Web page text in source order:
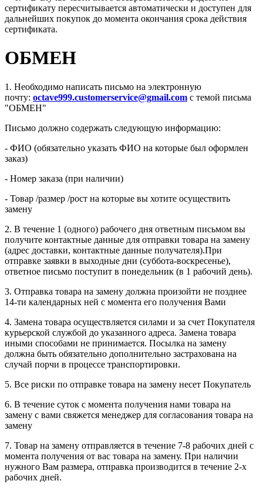
сертификату пересчитывается автоматически и доступен для
дальнейших покупок до момента окончания срока действия
сертификата.
ОБМЕН
1. Необходимо написать письмо на электронную
почту: octave999.customerservice@gmail.com с темой письма
"ОБМЕН"
Письмо должно содержать следующую информацию:
- ФИО (обязательно указать ФИО на которые был оформлен
заказ)
- Номер заказа (при наличии)
- Товар /размер /рост на которые вы хотите осуществить
замену
2. В течение 1 (одного) рабочего дня ответным письмом вы
получите контактные данные для отправки товара на замену
(адрес доставки, контактные данные получателя).При
отправке заявки в выходные дни (суббота-воскресенье),
ответное письмо поступит в понедельник (в 1 рабочий день).
3. Отправка товара на замену должна произойти не позднее
14-ти календарных ней с момента его получения Вами
4. Замена товара осуществляется силами и за счет Покупателя
курьерской службой до указанного адреса. Замена товара
иными способами не принимается. Посылка на замену
должна быть обязательно дополнительно застрахована на
случай порчи в процессе транспортировки.
5. Все риски по отправке товара на замену несет Покупатель
6. В течение суток с момента получения нами товара на
замену с вами свяжется менеджер для согласования товара на
замену
7. Товар на замену отправляется в течение 7-8 рабочих дней с
момента получения от вас товара на замену. При наличии
нужного Вам размера, отправка производится в течение 2-х
рабочих дней.